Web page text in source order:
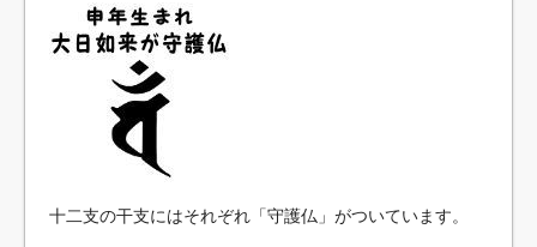
十二支の干支にはそれぞれ「守護仏」がついています。